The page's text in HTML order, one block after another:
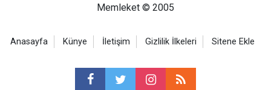
Memleket © 2005
Anasayfa Künye İletişim Gizlilik İlkeleri Sitene Ekle